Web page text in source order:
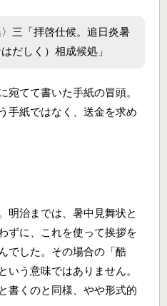
三「拝啓仕候。追日炎暑
だしく）相成候処」
宛てて書いた手紙の冒頭。
手紙ではなく、送金を求め
明治までは、暑中見舞状と
ずに、これを使って挨拶を
でした。その場合の「酷
いう意味ではありません。
書くのと同様、やや形式的